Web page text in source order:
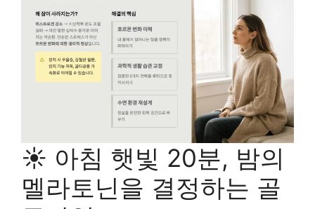
☀️ 아침 햇빛 20분, 밤의
멜라토닌을 결정하는 골